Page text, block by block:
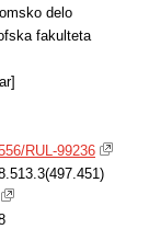
delo
fakulteta
RUL-99236